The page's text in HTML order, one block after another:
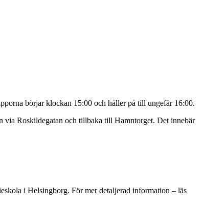
börjar klockan 15:00 och håller på till ungefär 16:00.
via Roskildegatan och tillbaka till Hamntorget. Det innebär
i Helsingborg. För mer detaljerad information – läs